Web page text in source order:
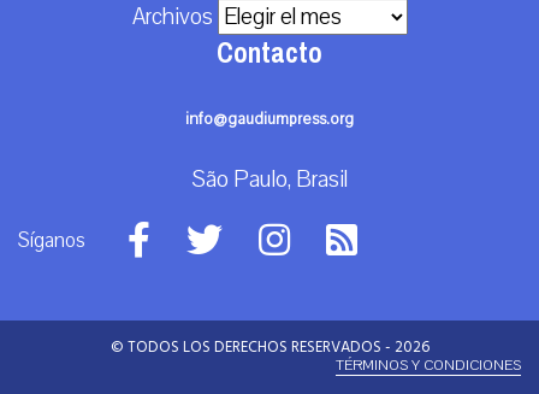
Archivos
Contacto
info@gaudiumpress.org
São Paulo, Brasil
Síganos
© TODOS LOS DERECHOS RESERVADOS - 2026
TÉRMINOS Y CONDICIONES